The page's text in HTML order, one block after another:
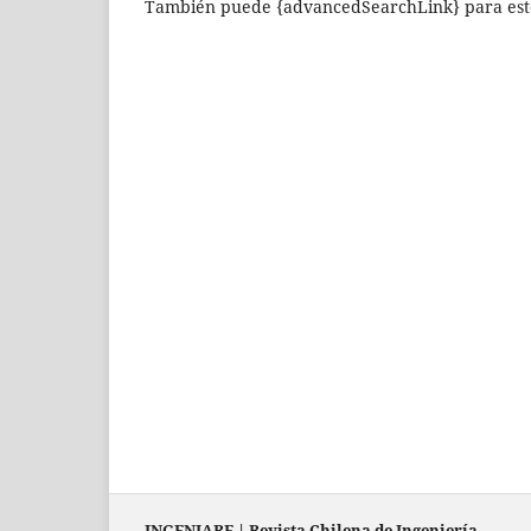
También puede {advancedSearchLink} para